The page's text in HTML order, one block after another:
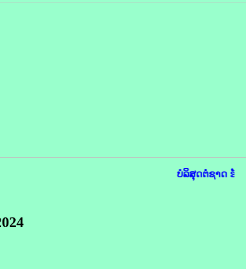
ບໍລິສຸດຕໍ່ຊາດ ຮັບ